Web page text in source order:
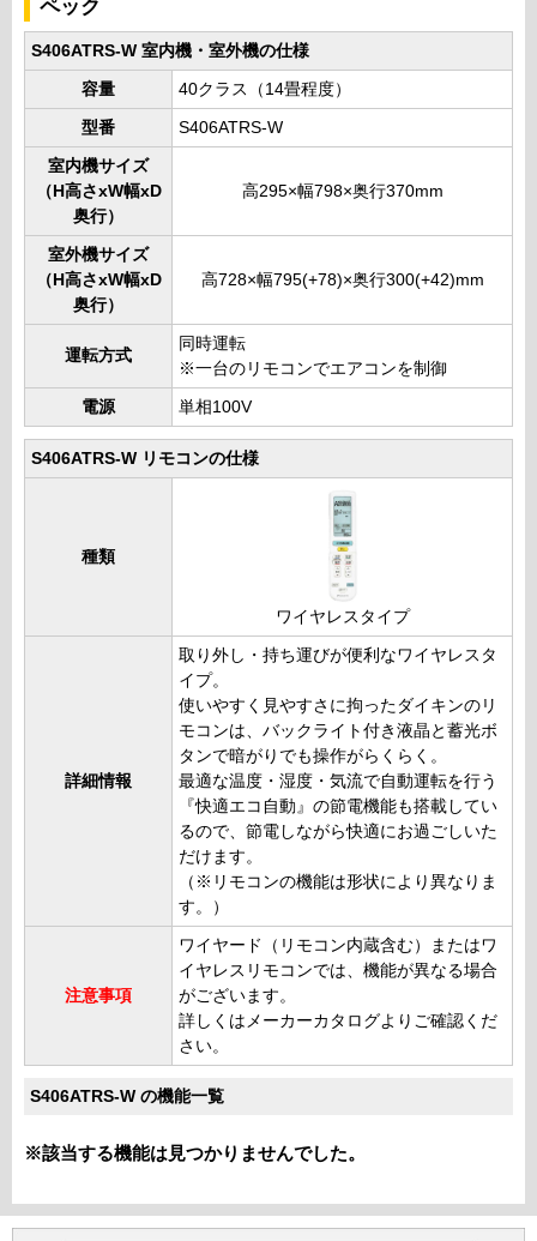
ペック
S406ATRS-W 室内機・室外機の仕様
容量 40クラス（14畳程度）
型番 S406ATRS-W
室内機サイズ
（H高さxW幅xD
奥行）
高295×幅798×奥行370mm
室外機サイズ
（H高さxW幅xD
奥行）
高728×幅795(+78)×奥行300(+42)mm
運転方式
同時運転
※一台のリモコンでエアコンを制御
電源 単相100V
S406ATRS-W リモコンの仕様
種類
ワイヤレスタイプ
詳細情報
取り外し・持ち運びが便利なワイヤレスタ
イプ。
使いやすく見やすさに拘ったダイキンのリ
モコンは、バックライト付き液晶と蓄光ボ
タンで暗がりでも操作がらくらく。
最適な温度・湿度・気流で自動運転を行う
『快適エコ自動』の節電機能も搭載してい
るので、節電しながら快適にお過ごしいた
だけます。
（※リモコンの機能は形状により異なりま
す。）
注意事項
ワイヤード（リモコン内蔵含む）またはワ
イヤレスリモコンでは、機能が異なる場合
がございます。
詳しくはメーカーカタログよりご確認くだ
さい。
S406ATRS-W の機能一覧
※該当する機能は見つかりませんでした。